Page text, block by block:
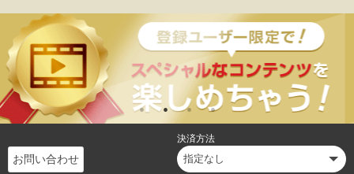
お問い合わせ
決済方法